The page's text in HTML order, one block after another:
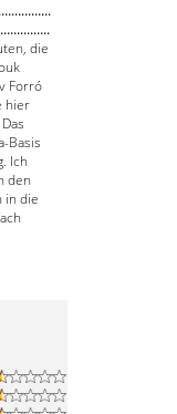
die
Forró
hier
Basis
Ich
den
in die